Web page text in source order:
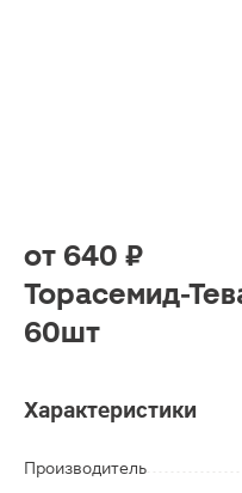
от 640 ₽
Торасемид-
60шт
Характеристики
Производитель